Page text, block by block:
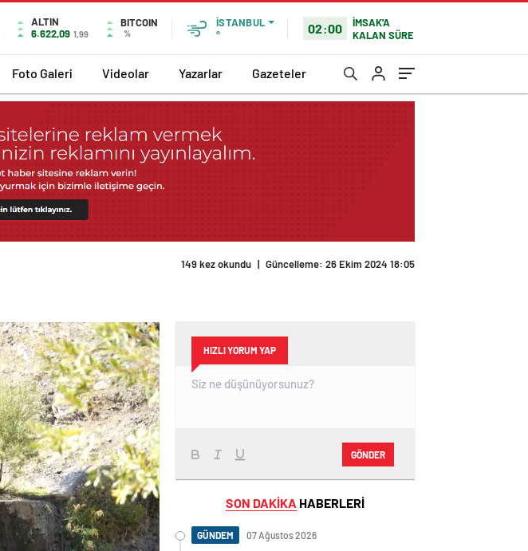
ALTIN
6.622,09 1,99
BITCOIN
%
İSTANBUL
°
02:00
İMSAK'A
KALAN SÜRE
Foto Galeri Videolar Yazarlar Gazeteler
149 kez okundu | Güncelleme: 26 Ekim 2024 18:05
HIZLI YORUM YAP
GÖNDER
SON DAKİKA HABERLERİ
GÜNDEM 07 Ağustos 2026